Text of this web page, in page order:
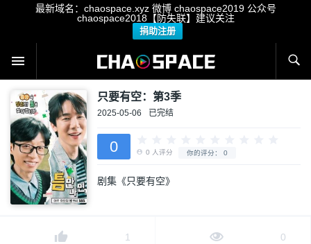
最新域名：chaospace.xyz 微博 chaospace2019 公众号
chaospace2018【防失联】建议关注
捐助注册
只要有空：第3季
2025-05-06 已完结
0
剧集《只要有空》
1 0